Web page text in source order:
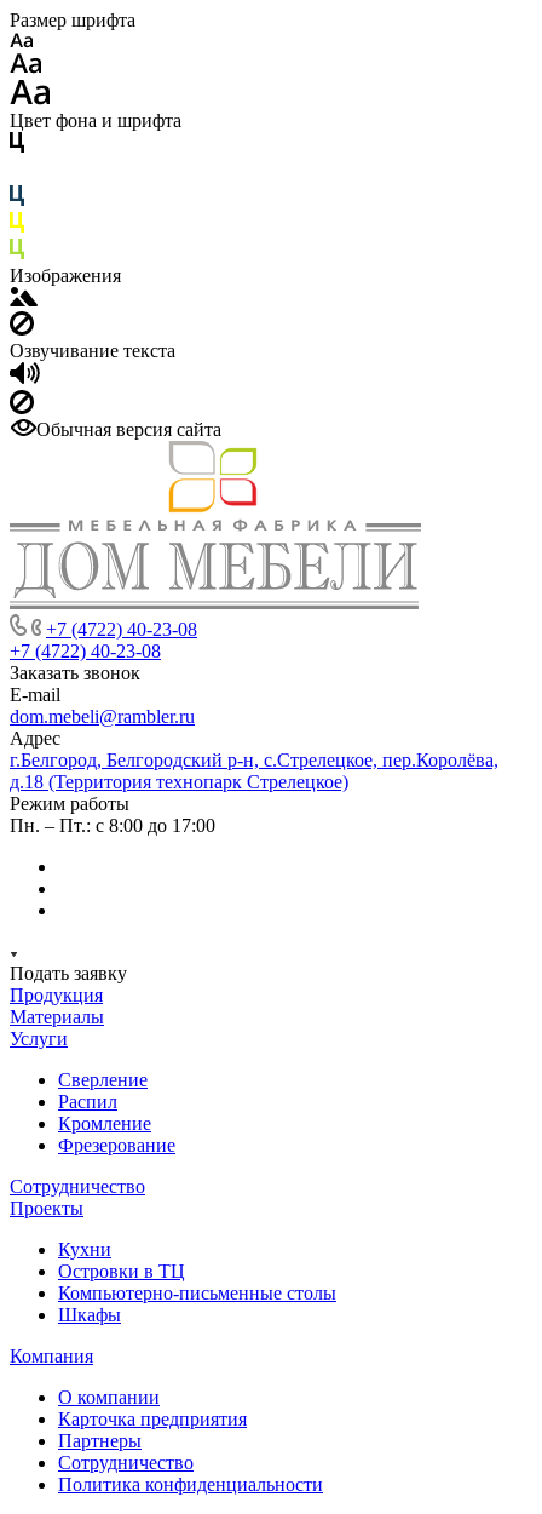
Размер шрифта
Цвет фона и шрифта
Изображения
Озвучивание текста
Обычная версия сайта
+7 (4722) 40-23-08
+7 (4722) 40-23-08
Заказать звонок
E-mail
dom.mebeli@rambler.ru
Адрес
г.Белгород, Белгородский р-н, с.Стрелецкое, пер.Королёва,
д.18 (Территория технопарк Стрелецкое)
Режим работы
Пн. – Пт.: с 8:00 до 17:00
Подать заявку
Продукция
Материалы
Услуги
Сверление
Распил
Кромление
Фрезерование
Сотрудничество
Проекты
Кухни
Островки в ТЦ
Компьютерно-письменные столы
Шкафы
Компания
О компании
Карточка предприятия
Партнеры
Сотрудничество
Политика конфиденциальности